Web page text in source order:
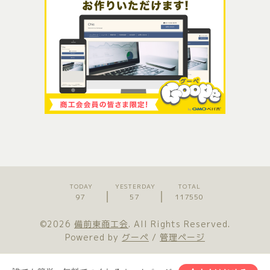
TODAY
97
YESTERDAY
57
TOTAL
117550
©2026 備前東商工会. All Rights Reserved.
Powered by グーペ / 管理ページ